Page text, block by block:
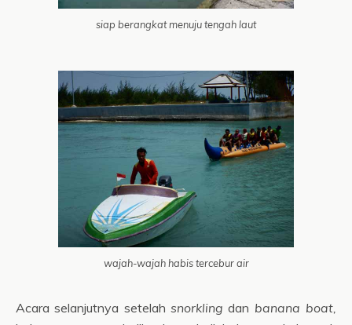
siap berangkat menuju tengah laut
wajah-wajah habis tercebur air
Acara selanjutnya setelah snorkling dan banana boat,